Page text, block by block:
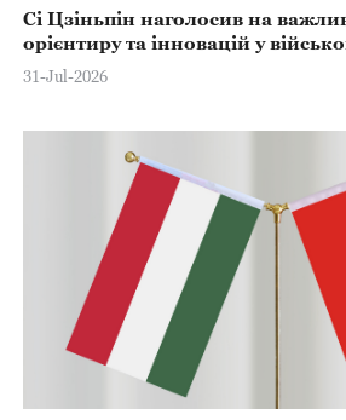
Сі Цзіньпін наголосив на
орієнтиру та інновацій у
31-Jul-2026